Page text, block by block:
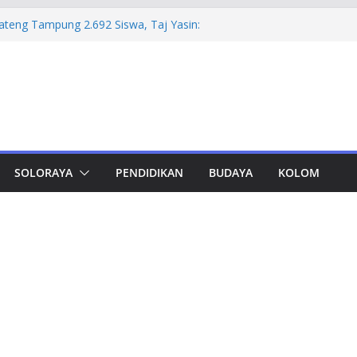
Kualitas dan Integritas Karya
dan Zotero
Rp 322,18 Miliar
SOLORAYA PENDIDIKAN BUDAYA KOLOM